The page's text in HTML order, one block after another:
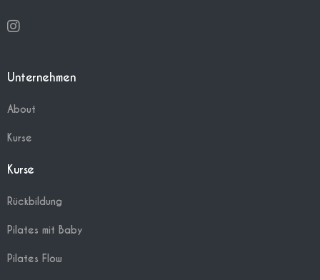
Unternehmen
About
Kurse
Kurse
Rückbildung
Pilates mit Baby
Pilates Flow